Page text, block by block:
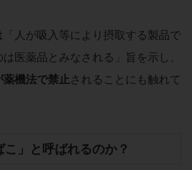
人が吸入等により摂取する製品で
医薬品とみなされる」旨を示し、
機法で禁止 されることにも触れて
」と呼ばれるのか？